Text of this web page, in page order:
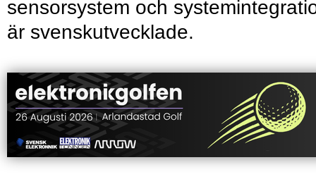
sensorsystem och
är svenskutvecklade.